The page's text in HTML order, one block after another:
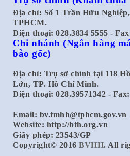
Địa chỉ: Số 1 Trần Hữu
TPHCM.
Điện thoại: 028.3834 5555 -
Chi nhánh (Ngân hàng
bào gốc)
Địa chỉ: Trụ sở chính tại 118
Lớn, TP. Hồ Chí Minh.
Điện thoại: 028.39571342 -
Email: bv.tmhh@tphcm.gov.vn
Website: http://bth.org.vn
Giấy phép: 23543/GP
Copyright© 2016 BVHH. All